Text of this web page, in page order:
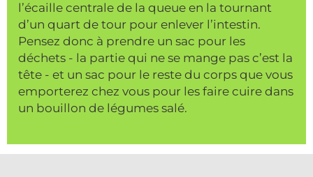
l’écaille centrale de la queue en la tournant
d’un quart de tour pour enlever l’intestin.
Pensez donc à prendre un sac pour les
déchets - la partie qui ne se mange pas c’est la
tête - et un sac pour le reste du corps que vous
emporterez chez vous pour les faire cuire dans
un bouillon de légumes salé.